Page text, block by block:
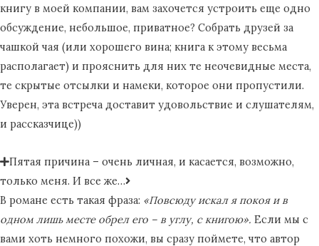
книгу в моей компании, вам захочется устроить еще одно
обсуждение, небольшое, приватное? Собрать друзей за
чашкой чая (или хорошего вина; книга к этому весьма
располагает) и прояснить для них те неочевидные места,
те скрытые отсылки и намеки, которое они пропустили.
Уверен, эта встреча доставит удовольствие и слушателям,
и рассказчице))
Пятая причина – очень личная, и касается, возможно,
только меня. И все же…
В романе есть такая фраза: «Повсюду искал я покоя и в
одном лишь месте обрел его – в углу, с книгою». Если мы с
вами хоть немного похожи, вы сразу поймете, что автор